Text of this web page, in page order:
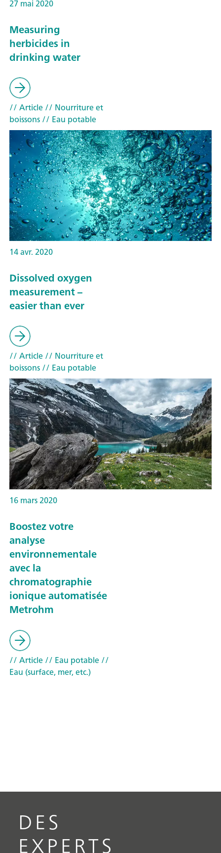
27 mai 2020
Measuring
herbicides in
drinking water
// Article// Nourriture et
boissons// Eau potable
14 avr. 2020
Dissolved oxygen
measurement –
easier than ever
// Article// Nourriture et
boissons// Eau potable
16 mars 2020
Boostez votre
analyse
environnementale
avec la
chromatographie
ionique automatisée
Metrohm
// Article// Eau potable//
Eau (surface, mer, etc.)
DES
EXPERTS